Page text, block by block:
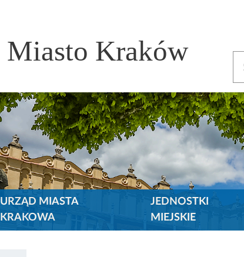
Miasto Kraków
URZĄD MIASTA
KRAKOWA
JEDNOSTKI
MIEJSKIE